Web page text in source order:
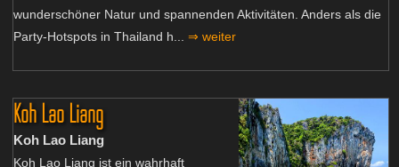
wunderschöner Natur und spannenden Aktivitäten. Anders als die
Party-Hotspots in Thailand h... ⇒ weiter
Koh Lao Liang
Koh Lao Liang
Koh Lao Liang ist ein wahrhaft